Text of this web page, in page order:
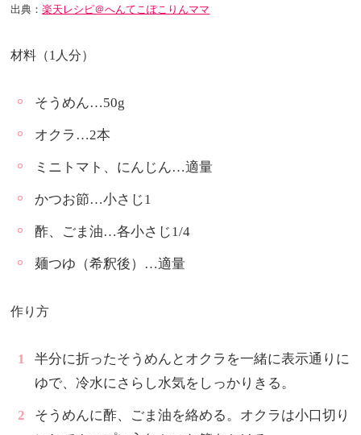
出典：楽天レシピ＠へんてこぽこりんママ
材料（1人分）
そうめん…50g
オクラ…2本
ミニトマト、にんじん…適量
かつお節…小さじ1
酢、ごま油…各小さじ1/4
麺つゆ（希釈後）…適量
作り方
半分に折ったそうめんとオクラを一緒に表示通りに
ゆで、冷水にさらし水気をしっかりきる。
そうめんに酢、ごま油を絡める。オクラは小口切り